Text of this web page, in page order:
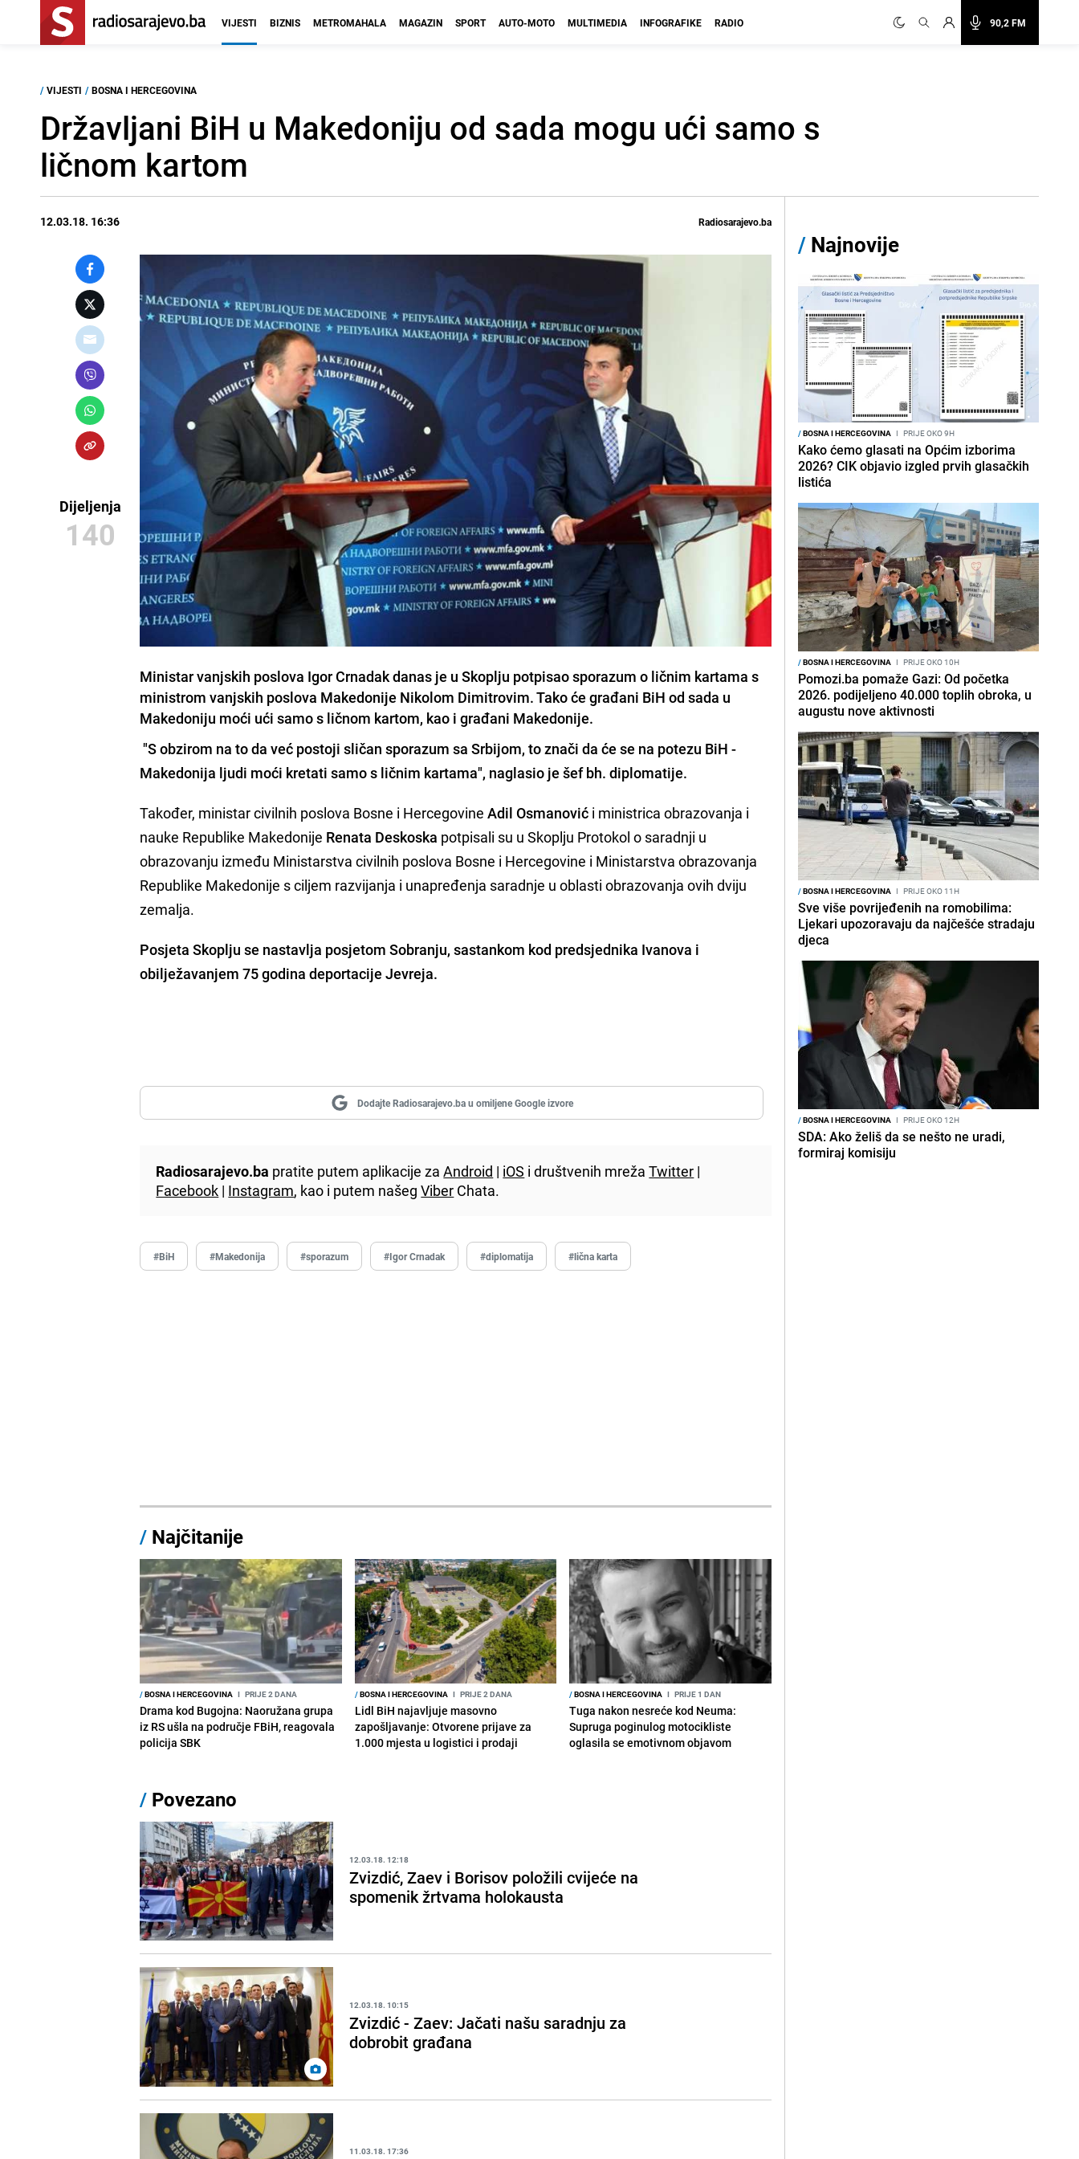
90,2 FM
VIJESTI BIZNIS METROMAHALA MAGAZIN SPORT AUTO-MOTO MULTIMEDIA INFOGRAFIKE RADIO
/ VIJESTI / BOSNA I HERCEGOVINA
Državljani BiH u Makedoniju od sada mogu ući samo s
ličnom kartom
12.03.18. 16:36 Radiosarajevo.ba
Dijeljenja
140
Ministar vanjskih poslova Igor Crnadak danas je u Skoplju potpisao sporazum o ličnim kartama s
ministrom vanjskih poslova Makedonije Nikolom Dimitrovim. Tako će građani BiH od sada u
Makedoniju moći ući samo s ličnom kartom, kao i građani Makedonije.
"S obzirom na to da već postoji sličan sporazum sa Srbijom, to znači da će se na potezu BiH -
Makedonija ljudi moći kretati samo s ličnim kartama", naglasio je šef bh. diplomatije.
Također, ministar civilnih poslova Bosne i HercegovineAdil Osmanović i ministrica obrazovanja i
nauke Republike Makedonije Renata Deskoska potpisali su u Skoplju Protokol o saradnji u
obrazovanju između Ministarstva civilnih poslova Bosne i Hercegovine i Ministarstva obrazovanja
Republike Makedonije s ciljem razvijanja i unapređenja saradnje u oblasti obrazovanja ovih dviju
zemalja.
Posjeta Skoplju se nastavlja posjetom Sobranju, sastankom kod predsjednika Ivanova i
obilježavanjem 75 godina deportacije Jevreja.
Dodajte Radiosarajevo.ba u omiljene Google izvore
Radiosarajevo.ba pratite putem aplikacije zaAndroid | iOS i društvenih mrežaTwitter |
Facebook | Instagram, kao i putem našegViber Chata.
#BiH #Makedonija #sporazum #Igor Crnadak #diplomatija #lična karta
/ Najčitanije
/BOSNA I HERCEGOVINA I PRIJE 2 DANA
Drama kod Bugojna: Naoružana grupa
iz RS ušla na područje FBiH, reagovala
policija SBK
/BOSNA I HERCEGOVINA I PRIJE 2 DANA
Lidl BiH najavljuje masovno
zapošljavanje: Otvorene prijave za
1.000 mjesta u logistici i prodaji
/BOSNA I HERCEGOVINA I PRIJE 1 DAN
Tuga nakon nesreće kod Neuma:
Supruga poginulog motocikliste
oglasila se emotivnom objavom
/ Povezano
12.03.18. 12:18
Zvizdić, Zaev i Borisov položili cvijeće na
spomenik žrtvama holokausta
12.03.18. 10:15
Zvizdić - Zaev: Jačati našu saradnju za
dobrobit građana
11.03.18. 17:36
/ Najnovije
/BOSNA I HERCEGOVINA I PRIJE OKO 9H
Kako ćemo glasati na Općim izborima
2026? CIK objavio izgled prvih glasačkih
listića
/BOSNA I HERCEGOVINA I PRIJE OKO 10H
Pomozi.ba pomaže Gazi: Od početka
2026. podijeljeno 40.000 toplih obroka, u
augustu nove aktivnosti
/BOSNA I HERCEGOVINA I PRIJE OKO 11H
Sve više povrijeđenih na romobilima:
Ljekari upozoravaju da najčešće stradaju
djeca
/BOSNA I HERCEGOVINA I PRIJE OKO 12H
SDA: Ako želiš da se nešto ne uradi,
formiraj komisiju